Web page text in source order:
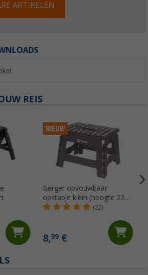
ARTIKELEN
REIS
Berger opvouwbaar
opstapje klein (hoogte 22
cm)
(22)
8,99€